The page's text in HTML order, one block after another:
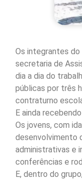
Os integrantes do
secretaria de
dia a dia do
públicas por três
contraturno
E ainda
Os jovens, com
desenvolvimento
administrativas e
conferências e
E, dentro do